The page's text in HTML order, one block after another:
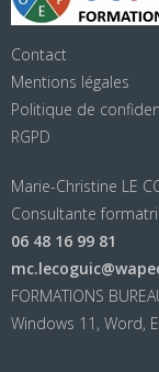
Contact
Mentions légales
Politique de
RGPD
Marie-Christine LE
Consultante
06 48 16 99 81
FORMATIONS
Windows 11, Word,